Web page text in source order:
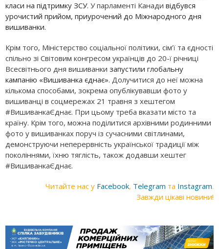
класи на підтримку ЗСУ.У парламенті Канадивідбувся
урочистий прийом, приурочений до Міжнародного дня
вишиванки.
Крім того, Міністерство соціальної політики, сім’ї та єдності
спільно зі Світовим конгресом українців до 20-ї річниці
Всесвітнього дня вишиванкизапустили глобальну
кампанію «Вишиванка єднає». Долучитися до неї можна
кількома способами, зокрема опублікувавши фото у
вишиванці в соцмережах 21 травня з хештегом
#ВишиванкаЄднає. При цьому треба вказати місто та
країну. Крім того, можна поділитися архівними родинними
фото у вишиванках поруч із сучасними світлинами,
демонструючи неперервність української традиції між
поколіннями, їхню тяглість, також додавши хештег
#ВишиванкаЄднає.
Читайте нас у Facebook, Telegram та Instagram.
Завжди цікаві новини!